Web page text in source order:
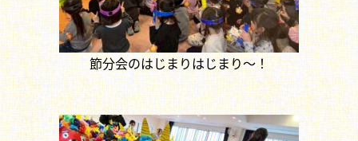
節分会のはじまりはじまり～！